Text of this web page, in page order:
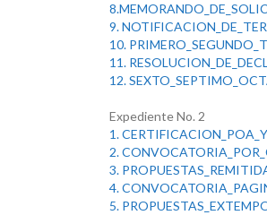
9.
10.
11.
12.
Expediente No. 2
1.
2.
3.
4.
5.